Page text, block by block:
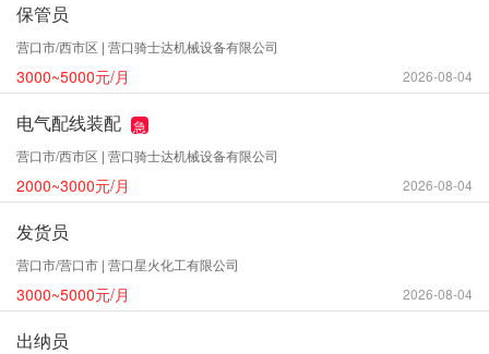
保管员
营口市/西市区 | 营口骑士达机械设备有限公司
3000~5000元/月 2026-08-04
电气配线装配
急
营口市/西市区 | 营口骑士达机械设备有限公司
2000~3000元/月 2026-08-04
发货员
营口市/营口市 | 营口星火化工有限公司
3000~5000元/月 2026-08-04
出纳员